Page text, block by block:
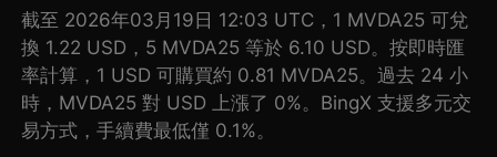
截至 2026年03月19日 12:03 UTC，1 MVDA25 可兌
換 1.22 USD，5 MVDA25 等於 6.10 USD。按即時匯
率計算，1 USD 可購買約 0.81 MVDA25。過去 24 小
時，MVDA25 對 USD 上漲了 0%。BingX 支援多元交
易方式，手續費最低僅 0.1%。